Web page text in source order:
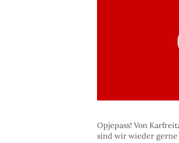
Opjepass! Von
sind wir wieder gerne